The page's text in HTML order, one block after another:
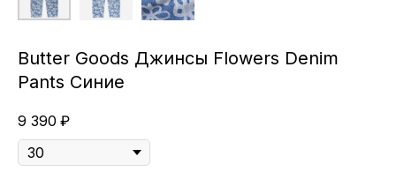
Butter Goods Джинсы Flowers Denim
Pants Синие
9 390 ₽